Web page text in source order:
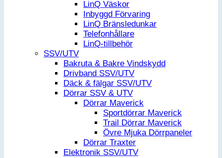
LinQ Väskor
Inbyggd Förvaring
LinQ Bränsledunkar
Telefonhållare
LinQ-tillbehör
SSV/UTV
Bakruta & Bakre Vindskydd
Drivband SSV/UTV
Däck & fälgar SSV/UTV
Dörrar SSV & UTV
Dörrar Maverick
Sportdörrar Maverick
Trail Dörrar Maverick
Övre Mjuka Dörrpaneler
Dörrar Traxter
Elektronik SSV/UTV